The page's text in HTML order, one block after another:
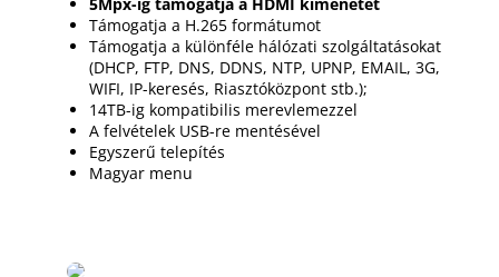
Támogatja a H.265 formátumot
Támogatja a különféle hálózati szolgáltatásokat
(DHCP, FTP, DNS, DDNS, NTP, UPNP, EMAIL, 3G,
WIFI, IP-keresés, Riasztóközpont stb.);
14TB-ig kompatibilis merevlemezzel
A felvételek USB-re mentésével
Egyszerű telepítés
Magyar menu